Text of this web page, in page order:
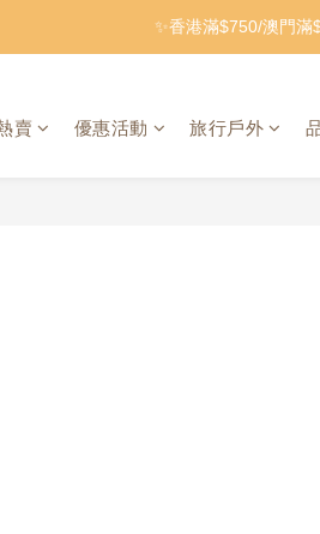
✨香港滿$750/澳門滿
賣 優惠活動 旅行戶外